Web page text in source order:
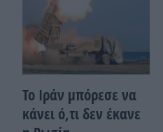
Το Ιράν μπόρεσε να
κάνει ό,τι δεν έκανε